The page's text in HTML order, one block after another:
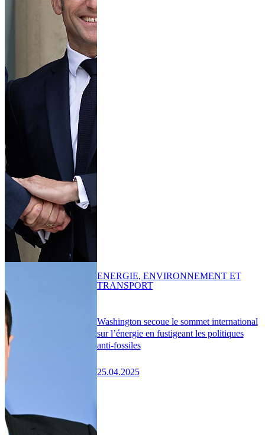
Washington secoue le sommet international
sur l’énergie en fustigeant les politiques
anti-fossiles
25.04.2025
ENERGIE, ENVIRONNEMENT ET
TRANSPORT